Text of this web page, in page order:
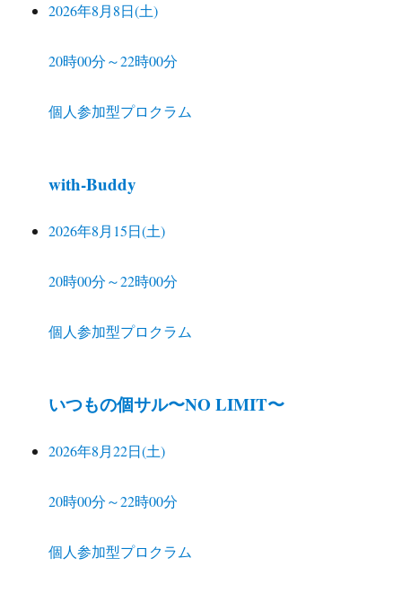
2026年8月8日(土)
20時00分～22時00分
個人参加型プロクラム
with-Buddy
2026年8月15日(土)
20時00分～22時00分
個人参加型プロクラム
いつもの個サル〜NO LIMIT〜
2026年8月22日(土)
20時00分～22時00分
個人参加型プロクラム